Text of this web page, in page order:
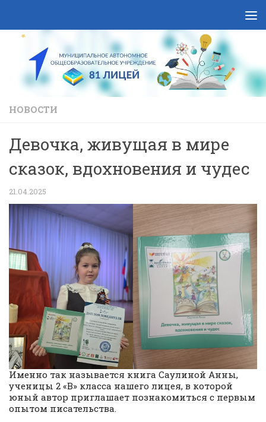
НОВОСТИ
Девочка, живущая в мире
сказок, вдохновения и чудес
21.04.2025
Именно так называется книга Саулиной Анны,
ученицы 2 «В» класса нашего лицея, в которой
юный автор приглашает познакомиться с первым
опытом писательства.